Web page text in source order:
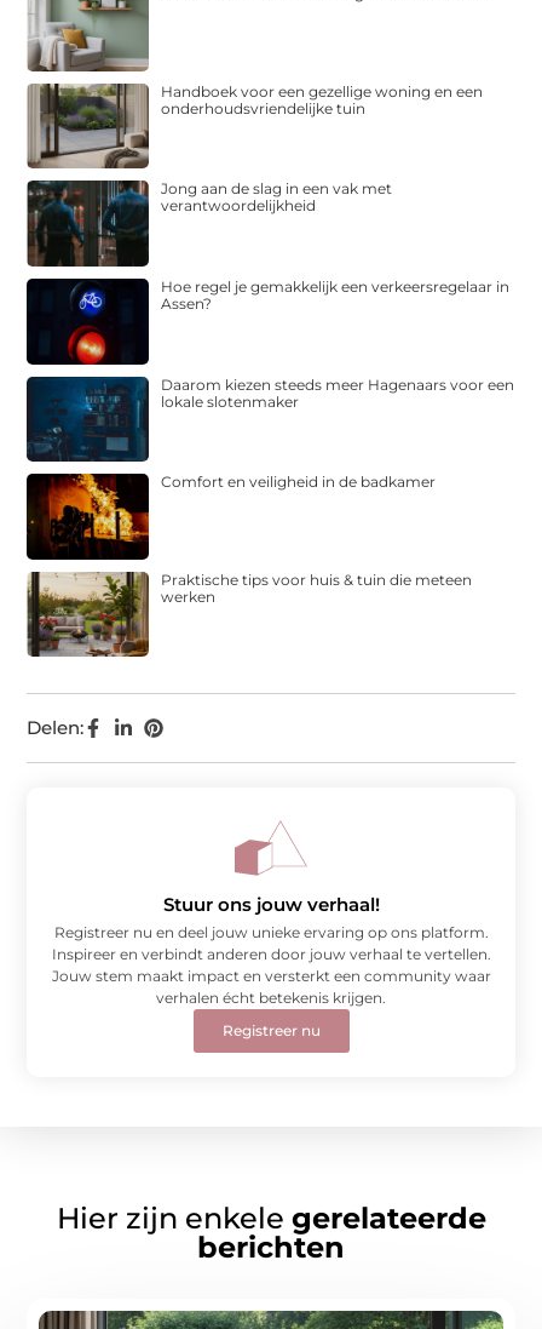
Delen:
Handboek voor een gezellige woning en een
onderhoudsvriendelijke tuin
Jong aan de slag in een vak met
verantwoordelijkheid
Hoe regel je gemakkelijk een verkeersregelaar in
Assen?
Daarom kiezen steeds meer Hagenaars voor een
lokale slotenmaker
Comfort en veiligheid in de badkamer
Praktische tips voor huis & tuin die meteen
werken
Stuur ons jouw verhaal!
Registreer nu en deel jouw unieke ervaring op ons platform.
Inspireer en verbindt anderen door jouw verhaal te vertellen.
Jouw stem maakt impact en versterkt een community waar
verhalen écht betekenis krijgen.
Registreer nu
Hier zijn enkele gerelateerde
berichten